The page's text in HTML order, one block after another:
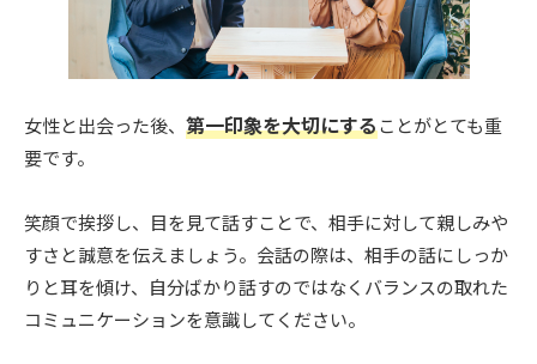
女性と出会った後、 第一印象を大切にすることがとても重
要です。
笑顔で挨拶し、目を見て話すことで、相手に対して親しみや
すさと誠意を伝えましょう。会話の際は、相手の話にしっか
りと耳を傾け、自分ばかり話すのではなくバランスの取れた
コミュニケーションを意識してください。